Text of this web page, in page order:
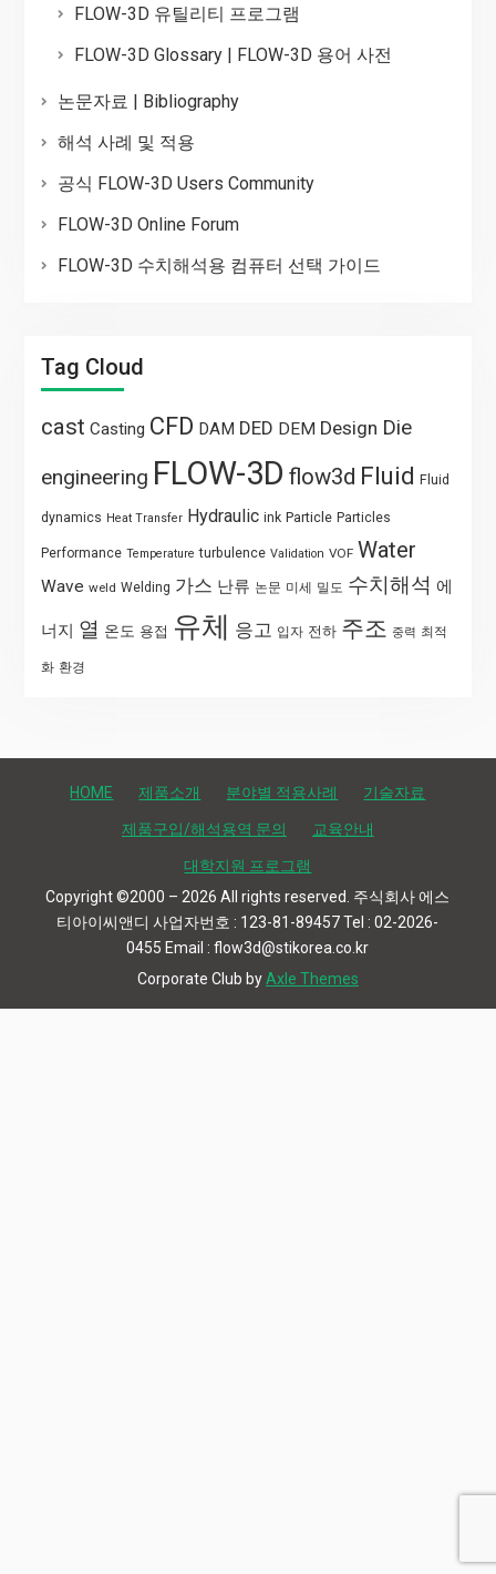
FLOW-3D 유틸리티 프로그램
FLOW-3D Glossary | FLOW-3D 용어 사전
논문자료 | Bibliography
해석 사례 및 적용
공식 FLOW-3D Users Community
FLOW-3D Online Forum
FLOW-3D 수치해석용 컴퓨터 선택 가이드
Tag Cloud
cast Casting CFD DAM DED DEM Design Die
engineering FLOW-3D flow3d Fluid Fluid
dynamics Heat Transfer Hydraulic ink Particle Particles
Performance Temperature turbulence Validation VOF Water
Wave weld Welding 가스 난류 논문 미세 밀도 수치해석 에
너지 열 온도 용접 유체 응고 입자 전하 주조 중력 최적
화 환경
HOME 제품소개 분야별 적용사례 기술자료
제품구입/해석용역 문의 교육안내
대학지원 프로그램
Copyright ©2000 – 2026 All rights reserved. 주식회사 에스
티아이씨앤디 사업자번호 : 123-81-89457 Tel : 02-2026-
0455 Email : flow3d@stikorea.co.kr
Corporate Club byAxle Themes